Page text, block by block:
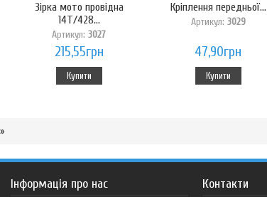
Зірка мото провідна
14T/428...
Артикул: 3027
215,55грн
Купити
Кріплення передньої...
Артикул: 3029
47,90грн
Купити
Інформація про нас Контакти